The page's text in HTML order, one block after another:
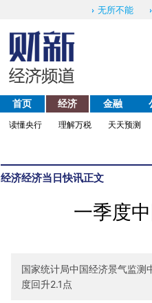
无所不能
首页 经济 金融
读懂央行
理解万税 天天预测
经济经济当日快讯正文
一季度
国家统计局中国经济景气监测
度回升2.1点